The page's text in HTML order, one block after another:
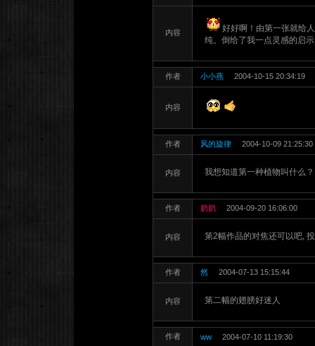
内容
好好啊！由第一张就给
纯。倒给了我一点灵感的启
作者 小小燕 2004-10-15 20:34:19
内容
作者 风的旋律 2004-10-09 21:25:30
内容 我想知道第一种植物叫什么？
作者 奶奶 2004-09-20 16:06:00
内容 第2幅作品的对焦还可以吧,
作者 然 2004-07-13 15:15:44
内容 第二幅的翅膀好迷人
作者 ww 2004-07-10 11:19:30